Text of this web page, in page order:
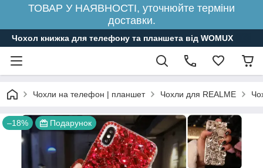
ТОВАР У НАЯВНОСТІ, уточнюйте терміни
доставки.
Чохол книжка для телефону та планшета від WOMUX
Чохли на телефон | планшет Чохли для REALME
–18% Подарунок